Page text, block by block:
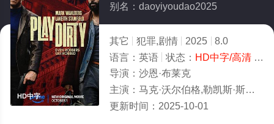
HD中字
别名：daoyiyoudao2025
其它 犯罪,剧情 2025
8.0
语言： 英语 状态： HD中字/高清- 免费在线观看
导演： 沙恩·布莱克
主演： 马克·沃尔伯格,勒凯斯·斯坦菲尔德,罗莎·萨拉查,科甘-迈克尔·凯,楚克武迪·
更新时间： 2025-10-01